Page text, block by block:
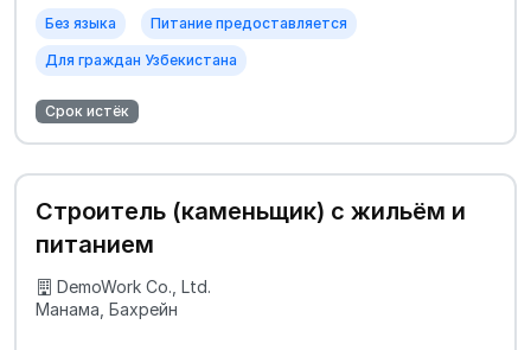
Без языка Питание предоставляется
Для граждан Узбекистана
Срок истёк
Строитель (каменьщик) с жильём и
питанием
DemoWork Co., Ltd.
Манама, Бахрейн